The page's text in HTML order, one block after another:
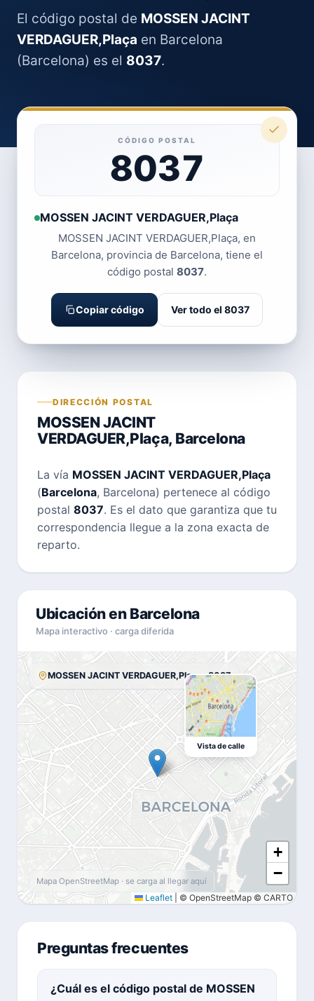
El código postal de MOSSEN JACINT
VERDAGUER,Plaça en Barcelona
(Barcelona) es el 8037.
CÓDIGO POSTAL
8037
MOSSEN JACINT VERDAGUER,Plaça
MOSSEN JACINT VERDAGUER,Plaça, en
Barcelona, provincia de Barcelona, tiene el
código postal 8037.
Copiar código Ver todo el 8037
DIRECCIÓN POSTAL
MOSSEN JACINT
VERDAGUER,Plaça, Barcelona
La vía MOSSEN JACINT VERDAGUER,Plaça
(Barcelona, Barcelona) pertenece al código
postal 8037. Es el dato que garantiza que tu
correspondencia llegue a la zona exacta de
reparto.
Ubicación en Barcelona
Mapa interactivo · carga diferida
+
−
Leaflet © OpenStreetMap © CARTO
MOSSEN JACINT VERDAGUER,Plaça · 8037
Vista de calle
Mapa OpenStreetMap · se carga al llegar aquí
Preguntas frecuentes
¿Cuál es el código postal de MOSSEN